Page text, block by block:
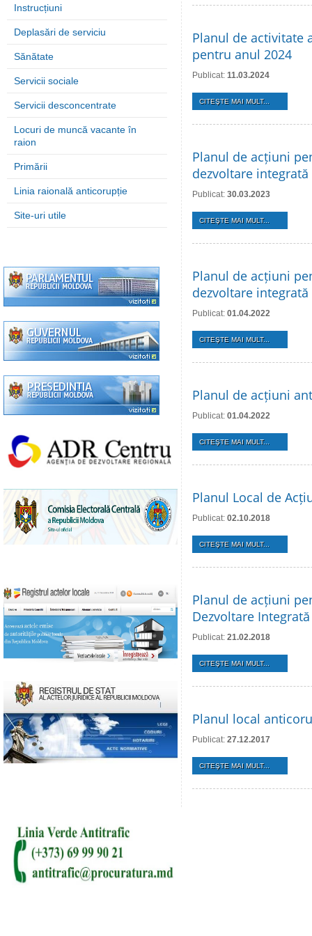
Instrucțiuni
Deplasări de serviciu
Sănătate
Servicii sociale
Servicii desconcentrate
Locuri de muncă vacante în
raion
Primării
Linia raională anticorupție
Site-uri utile
Planul de activitate
pentru anul 2024
Publicat: 11.03.2024
CITEŞTE MAI MULT...
Planul de acțiuni
dezvoltare
Publicat: 30.03.2023
CITEŞTE MAI MULT...
Planul de acțiuni
dezvoltare
Publicat: 01.04.2022
CITEŞTE MAI MULT...
Planul de acțiuni
Publicat: 01.04.2022
CITEŞTE MAI MULT...
Planul Local de
Publicat: 02.10.2018
CITEŞTE MAI MULT...
Planul de acțiuni
Dezvoltare
Publicat: 21.02.2018
CITEŞTE MAI MULT...
Planul local
Publicat: 27.12.2017
CITEŞTE MAI MULT...